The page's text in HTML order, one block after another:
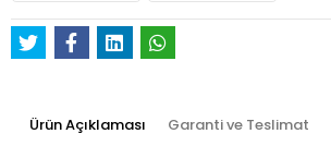
Ürün Açıklaması Garanti ve Teslimat